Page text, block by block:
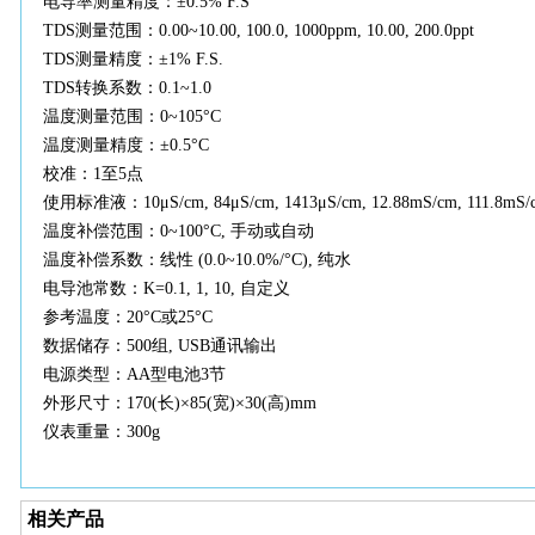
TDS测量范围：0.00~10.00, 100.0, 1000ppm, 10.00, 200.0ppt
TDS测量精度：±1% F.S.
TDS转换系数：0.1~1.0
温度测量范围： 0~105°C
温度测量精度： ±0.5°C
校准： 1至5点
使用标准液： 10μS/cm, 84μS/cm, 1413μS/cm, 12.88mS/cm, 111.8mS/
温度补偿范围： 0~100°C, 手动或自动
温度补偿系数：线性 (0.0~10.0%/°C), 纯水
电导池常数： K=0.1, 1, 10, 自定义
参考温度： 20°C或25°C
数据储存： 500组, USB通讯输出
电源类型： AA型电池3节
外形尺寸： 170(长)×85(宽)×30(高)mm
仪表重量： 300g
相关产品